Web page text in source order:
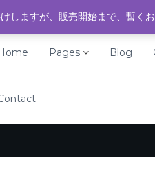
Pages Blog
しますが、販売開始まで、暫く